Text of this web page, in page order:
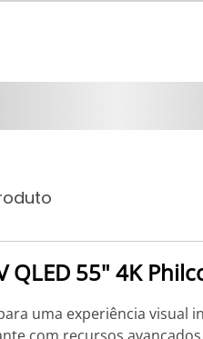
QLED 55" 4K
uma experiência visual